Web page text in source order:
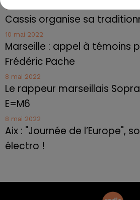
10 mai 2022
Cassis organise sa
10 mai 2022
Marseille : appel à témoins
Frédéric Pache
8 mai 2022
Le rappeur marseillais
E=M6
8 mai 2022
Aix : "Journée de l’Europe",
électro !